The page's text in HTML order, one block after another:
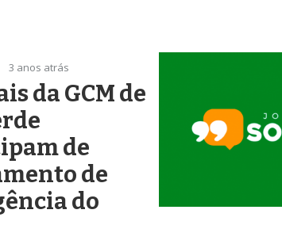
3 anos atrás
da GCM de
de
de
do